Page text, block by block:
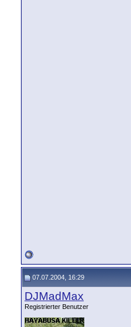
07.07.2004, 16:29
DJMadMax
Registrierter Benutzer